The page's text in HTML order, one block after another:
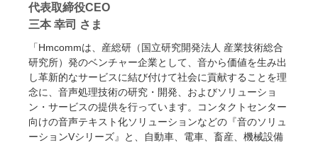
代表取締役CEO
三本 幸司 さま
「Hmcommは、産総研（国立研究開発法人 産業技術総合
研究所）発のベンチャー企業として、音から価値を生み出
し革新的なサービスに結び付けて社会に貢献することを理
念に、音声処理技術の研究・開発、およびソリューショ
ン・サービスの提供を行っています。コンタクトセンター
向けの音声テキスト化ソリューションなどの『音のソリュ
ーションVシリーズ』と、自動車、電車、畜産、機械設備